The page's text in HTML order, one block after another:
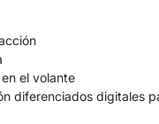
el volante
diferenciados digitales